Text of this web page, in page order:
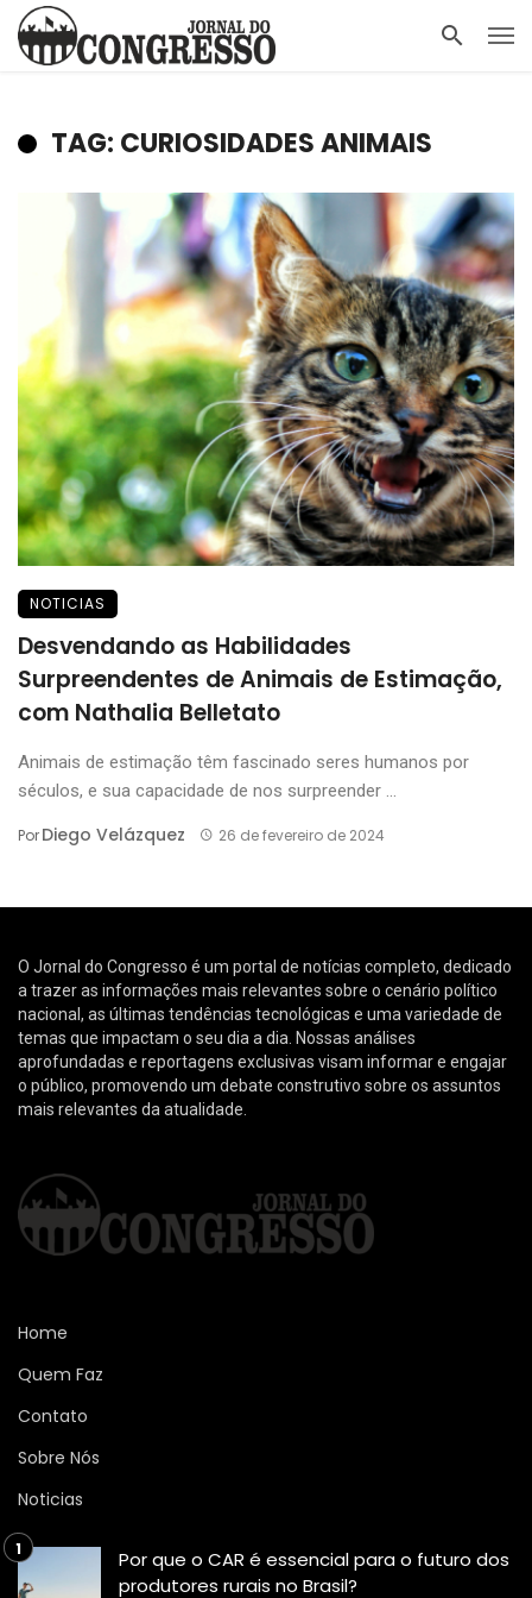
TAG: CURIOSIDADES ANIMAIS
NOTICIAS
Desvendando as Habilidades
Surpreendentes de Animais de Estimação,
com Nathalia Belletato
Animais de estimação têm fascinado seres humanos por
séculos, e sua capacidade de nos surpreender ...
PorDiego Velázquez 26 de fevereiro de 2024
O Jornal do Congresso é um portal de notícias completo, dedicado
a trazer as informações mais relevantes sobre o cenário político
nacional, as últimas tendências tecnológicas e uma variedade de
temas que impactam o seu dia a dia. Nossas análises
aprofundadas e reportagens exclusivas visam informar e engajar
o público, promovendo um debate construtivo sobre os assuntos
mais relevantes da atualidade.
Home
Quem Faz
Contato
Sobre Nós
Noticias
Por que o CAR é essencial para o futuro dos
produtores rurais no Brasil?